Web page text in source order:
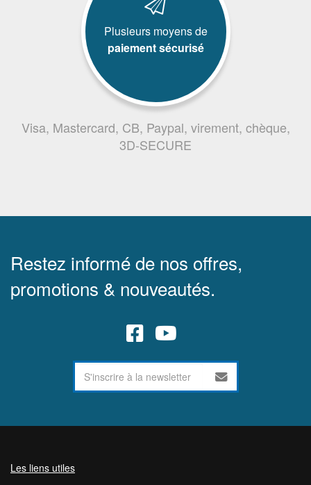
Plusieurs moyens de
paiement sécurisé
Visa, Mastercard, CB, Paypal, virement, chèque,
3D-SECURE
Restez informé de nos offres,
promotions & nouveautés.
Les liens utiles